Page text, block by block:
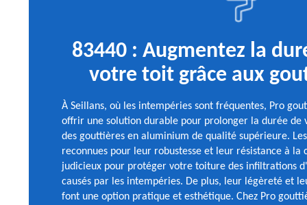
83440 : Augmentez la
votre toit grâce aux
À Seillans, où les intempéries sont fréquentes, Pro
offrir une solution durable pour prolonger la durée de
des gouttières en aluminium de qualité supérieure.
reconnues pour leur robustesse et leur résistance à la
judicieux pour protéger votre toiture des infiltrations
causés par les intempéries. De plus, leur légèreté et
font une option pratique et esthétique. Chez Pro